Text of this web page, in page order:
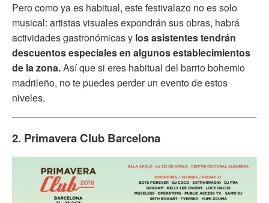
Pero como ya es habitual, este festivalazo no es solo
musical: artistas visuales expondrán sus obras, habrá
actividades gastronómicas y los asistentes tendrán
descuentos especiales en algunos establecimientos
de la zona.Así que si eres habitual del barrio bohemio
madrileño, no te puedes perder un evento de estos
niveles.
2. Primavera Club Barcelona